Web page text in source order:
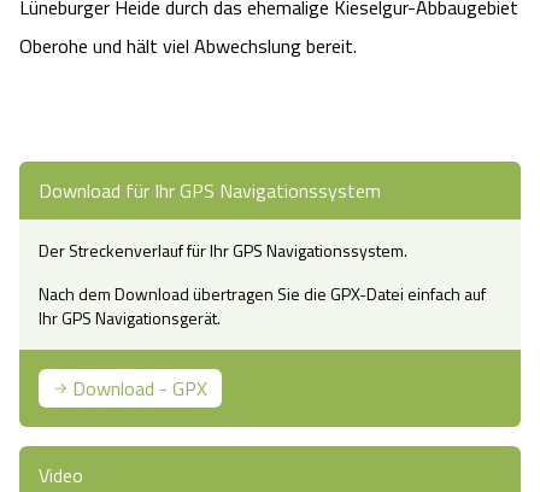
Urlaub mit Hund
Anreise
Videos
Regionale Küche
Tiere
HeideSpezialitäten
Unterkünfte
Naturhotels
Wildpark Lüneburger Heide
Wildpark Müden
Snow World Bispingen
Ralf Schumacher Kart & Bowl
Das verrückte Haus
Veranstaltungen
Shopping Celle
Unterkünfte Celle
Veranstaltungen & Führungen Celle
Lüneburger Heide durch das ehemalige Kieselgur-Abbaugebiet
Oberohe und hält viel Abwechslung bereit.
Download für Ihr GPS Navigationssystem
Der Streckenverlauf für Ihr GPS Navigationssystem.
Nach dem Download übertragen Sie die GPX-Datei einfach auf
Ihr GPS Navigationsgerät.
Download - GPX
Video